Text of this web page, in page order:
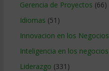
Gerencia de Proyectos (66)
Idiomas (51)
Innovacion en los Negocios
Inteligencia en los negocios
Liderazgo (331)